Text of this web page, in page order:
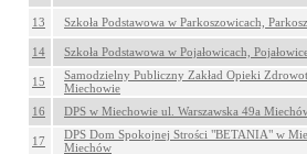
13 Szkoła Podstawowa w Parkoszowicach,
14 Szkoła Podstawowa w Pojałowicach,
15
Samodzielny Publiczny Zakład Opieki
Miechowie
16
DPS w Miechowie ul. Warszawska 49a
17
DPS Dom Spokojnej Strości "BETANIA" w
Miechów